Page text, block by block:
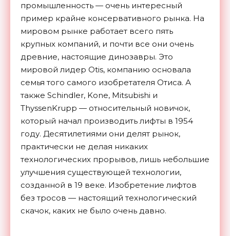
промышленность — очень интересный
пример крайне консервативного рынка. На
мировом рынке работает всего пять
крупных компаний, и почти все они очень
древние, настоящие динозавры. Это
мировой лидер Otis, компанию основала
семья того самого изобретателя Отиса. А
также Schindler, Kone, Mitsubishi и
ThyssenKrupp — относительный новичок,
который начал производить лифты в 1954
году. Десятилетиями они делят рынок,
практически не делая никаких
технологических прорывов, лишь небольшие
улучшения существующей технологии,
созданной в 19 веке. Изобретение лифтов
без тросов — настоящий технологический
скачок, каких не было очень давно.